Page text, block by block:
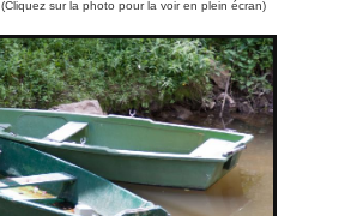
(Cliquez sur la photo pour la voir en plein écran)